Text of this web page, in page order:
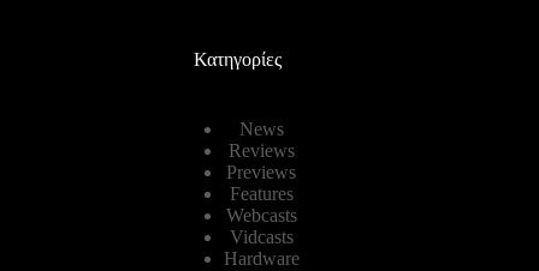
Κατηγορίες
News
Reviews
Previews
Features
Webcasts
Vidcasts
Hardware